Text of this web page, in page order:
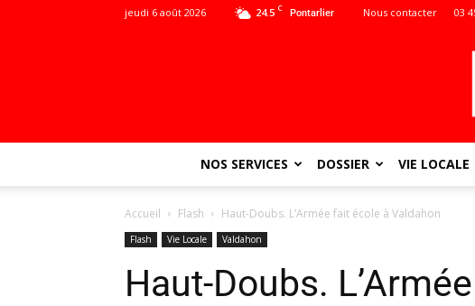
24.5 C Pontarlier
jeudi 6 août 2026 Nous contacter 03
NOS SERVICES DOSSIER VIE LOCALE
Accueil Flash Haut-Doubs. L’Armée fait école à Valdahon
Flash Vie Locale Valdahon
Haut-Doubs.